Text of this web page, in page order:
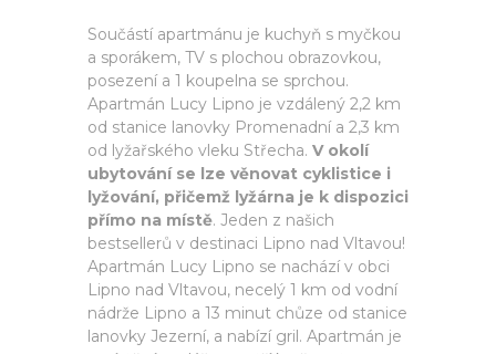
Součástí apartmánu je kuchyň s myčkou
a sporákem, TV s plochou obrazovkou,
posezení a 1 koupelna se sprchou.
Apartmán Lucy Lipno je vzdálený 2,2 km
od stanice lanovky Promenadní a 2,3 km
od lyžařského vleku Střecha. V okolí
ubytování se lze věnovat cyklistice i
lyžování, přičemž lyžárna je k dispozici
přímo na místě. Jeden z našich
bestsellerů v destinaci Lipno nad Vltavou!
Apartmán Lucy Lipno se nachází v obci
Lipno nad Vltavou, necelý 1 km od vodní
nádrže Lipno a 13 minut chůze od stanice
lanovky Jezerní, a nabízí gril. Apartmán je